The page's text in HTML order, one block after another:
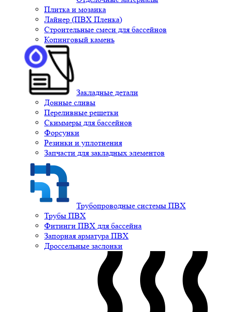
Плитка и мозаика
Лайнер (ПВХ Пленка)
Строительные смеси для бассейнов
Копинговый камень
Закладные детали
Донные сливы
Переливные решетки
Скиммеры для бассейнов
Форсунки
Резинки и уплотнения
Запчасти для закладных элементов
Трубопроводные системы ПВХ
Трубы ПВХ
Фитинги ПВХ для бассейна
Запорная арматура ПВХ
Дроссельные заслонки